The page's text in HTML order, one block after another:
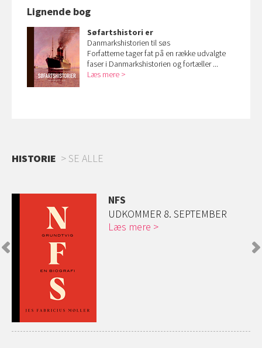
Lignende bog
Søfartshistori er
Danmarkshistorien til søs
Forfatterne tager fat på en række udvalgte
faser i Danmarkshistorien og fortæller ...
Læs mere
HISTORIE SE ALLE
NFS
UDKOMMER 8. SEPTEMBER
Læs mere